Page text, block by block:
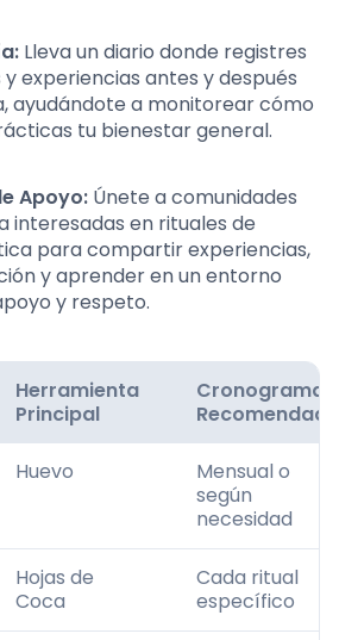
Lleva un diario donde registres
experiencias antes y después
ayudándote a monitorear cómo
tu bienestar general.
Apoyo: Únete a comunidades
interesadas en rituales de
para compartir experiencias,
y aprender en un entorno
y respeto.
Herramienta
Principal
Cronograma
Recomendado
Huevo
Mensual o
según
necesidad
Hojas de
Coca
Cada ritual
específico